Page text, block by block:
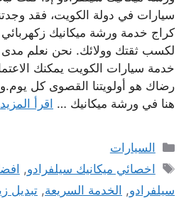
سيارات في دولة الكويت، فقد
كراج خدمة ورشة ميكانيك
لكسب ثقتك وولائك. نحن نعلم مدى
خدمة سيارات الكويت يمكنك
رضاك ​​هو أولويتنا القصوى كل
هنا في ورشة ميكانيك … اقرأ المزيد
التصنيفات
السيارات
الوسوم
اخصائي ميكانيك سيلفرادو,
سيلفرادو, الخدمة السريعة, تبديل